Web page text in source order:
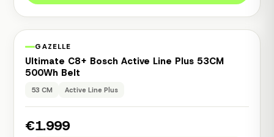
1 jaar garantie
GAZELLE
Ultimate C8+ Bosch Active Line Plus 53CM
500Wh Belt
53 CM Active Line Plus
€1.999